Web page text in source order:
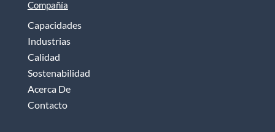
Compañía
Capacidades
Industrias
Calidad
Sostenabilidad
Acerca De
Contacto